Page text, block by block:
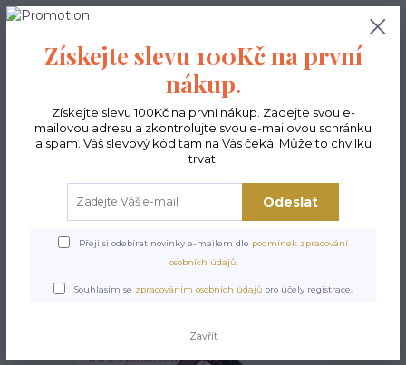
0,00 Kč
Kabelky ekologické Kabelky velké Kabelky City sv.šedé
Kabelka City - Flóra
Získejte slevu 100Kč na první
nákup.
Získejte slevu 100Kč na první nákup. Zadejte svou e-
mailovou adresu a zkontrolujte svou e-mailovou schránku
a spam. Váš slevový kód tam na Vás čeká! Může to chvilku
trvat.
Odeslat
Přeji si odebírat novinky e-mailem dle podmínek zpracování
osobních údajů.
Souhlasím se zpracováním osobních údajů pro účely registrace.
Zavřít